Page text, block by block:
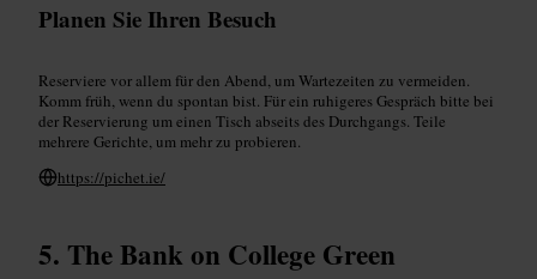
Planen Sie Ihren Besuch
Reserviere vor allem für den Abend, um Wartezeiten zu vermeiden.
Komm früh, wenn du spontan bist. Für ein ruhigeres Gespräch bitte bei
der Reservierung um einen Tisch abseits des Durchgangs. Teile
mehrere Gerichte, um mehr zu probieren.
https://pichet.ie/
The Bank on College Green